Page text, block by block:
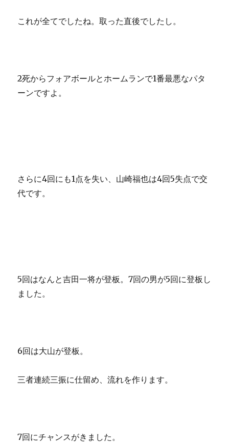
これが全てでしたね。取った直後でしたし。
2死からフォアボールとホームランで1番最悪なパタ
ーンですよ。
さらに4回にも1点を失い、山崎福也は4回5失点で交
代です。
5回はなんと吉田一将が登板。7回の男が5回に登板し
ました。
6回は大山が登板。
三者連続三振に仕留め、流れを作ります。
7回にチャンスがきました。